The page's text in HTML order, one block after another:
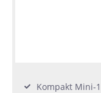
Kompakt Mini-